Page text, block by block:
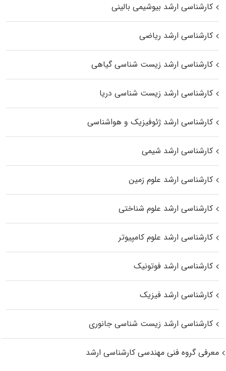
کارشناسی ارشد بیوشیمی بالینی
کارشناسی ارشد ریاضی
کارشناسی ارشد زیست‌ شناسی گیاهی
کارشناسی ارشد زیست‌ شناسی دریا
کارشناسی ارشد ژئوفیزیک و هواشناسی
کارشناسی ارشد شیمی
کارشناسی ارشد علوم زمین
کارشناسی ارشد علوم شناختی
کارشناسی ارشد علوم کامپیوتر
کارشناسی ارشد فوتونیک
کارشناسی ارشد فیزیک
کارشناسی ارشد زیست‌ شناسی جانوری
معرفی گروه فنی مهندسی کارشناسی ارشد